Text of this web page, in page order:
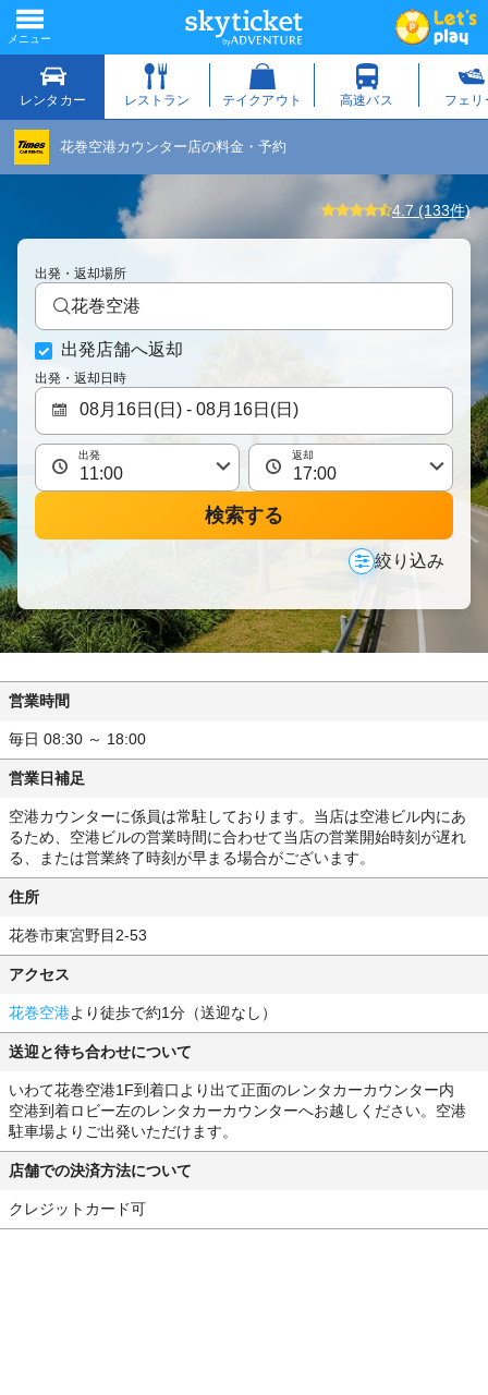
花巻空港カウンター店の料金・予約
4.7 (133件)
出発・返却場所
花巻空港
出発店舗へ返却
出発・返却日時
出発 返却
検索する
絞り込み
営業時間
毎日 08:30 ～ 18:00
営業日補足
空港カウンターに係員は常駐しております。当店は空港ビル内にあ
るため、空港ビルの営業時間に合わせて当店の営業開始時刻が遅れ
る、または営業終了時刻が早まる場合がございます。
住所
花巻市東宮野目2-53
アクセス
花巻空港より徒歩で約1分（送迎なし）
送迎と待ち合わせについて
いわて花巻空港1F到着口より出て正面のレンタカーカウンター内
空港到着ロビー左のレンタカーカウンターへお越しください。空港
駐車場よりご出発いただけます。
店舗での決済方法について
クレジットカード可